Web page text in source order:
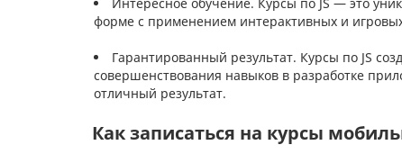
форме с применением интерактивных и
Гарантированный результат. Курсы по JS
совершенствования навыков в разработке
отличный результат.
Как записаться на курсы